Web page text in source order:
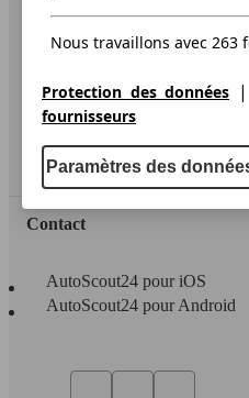
Protection des données
Accessibility Statement
Espace Pro
Contact
AutoScout24 pour iOS
AutoScout24 pour Android
Nous travaillons avec 263
Protection des données |
fournisseurs
Paramètres des